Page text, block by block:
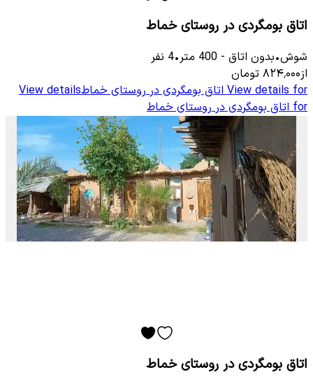
اتاق بومگردی در روستای خماط
شوش•بدون اتاق -
400 متر•
4 نفر
از۸۲۴٬۰۰۰ تومان
View details for اتاق بومگردی در روستای خماطView details
for اتاق بومگردی در روستای خماط
اتاق بومگردی در روستای خماط